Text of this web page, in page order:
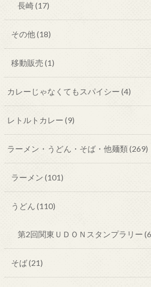
長崎(17)
その他(18)
移動販売 (1)
カレーじゃなくてもスパイシー (4)
レトルトカレー (9)
ラーメン・うどん・そば・他麺類(269)
ラーメン (101)
うどん (110)
第2回関東ＵＤＯＮスタンプラリー
そば(21)